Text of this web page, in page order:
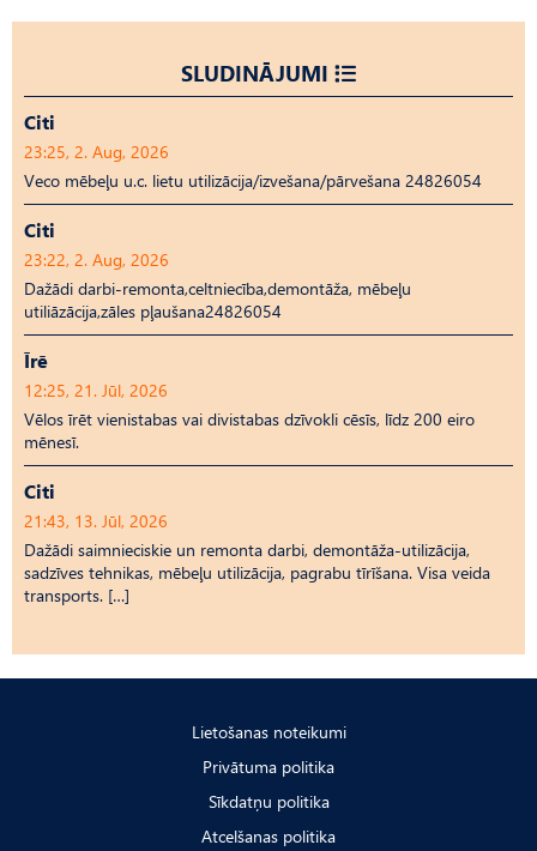
SLUDINĀJUMI
Citi
23:25, 2. Aug, 2026
Veco mēbeļu u.c. lietu utilizācija/izvešana/pārvešana 24826054
Citi
23:22, 2. Aug, 2026
Dažādi darbi-remonta,celtniecība,demontāža, mēbeļu
utiliāzācija,zāles pļaušana24826054
Īrē
12:25, 21. Jūl, 2026
Vēlos īrēt vienistabas vai divistabas dzīvokli cēsīs, līdz 200 eiro
mēnesī.
Citi
21:43, 13. Jūl, 2026
Dažādi saimnieciskie un remonta darbi, demontāža-utilizācija,
sadzīves tehnikas, mēbeļu utilizācija, pagrabu tīrīšana. Visa veida
transports. […]
Lietošanas noteikumi
Privātuma politika
Sīkdatņu politika
Atcelšanas politika